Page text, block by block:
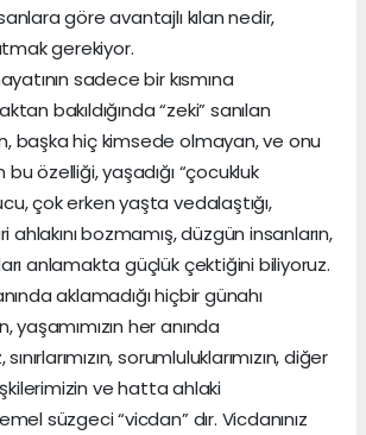
göre avantajlı kılan nedir,
gerekiyor.
sadece bir kısmına
bakıldığında “zeki” sanılan
başka hiç kimsede olmayan, ve onu
özelliği, yaşadığı “çocukluk
çok erken yaşta vedalaştığı,
ahlakını bozmamış, düzgün insanların,
anlamakta güçlük çektiğini biliyoruz.
aklamadığı hiçbir günahı
yaşamımızın her anında
sorumluluklarımızın, diğer
ve hatta ahlaki
süzgeci “vicdan” dır. Vicdanınız